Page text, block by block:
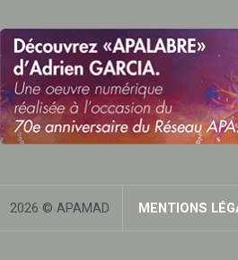
2026 © APAMAD MENTIONS